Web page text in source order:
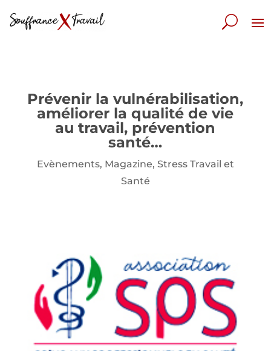
Prévenir la vulnérabilisation,
améliorer la qualité de vie
au travail, prévention
santé…
Evènements, Magazine, Stress Travail et
Santé